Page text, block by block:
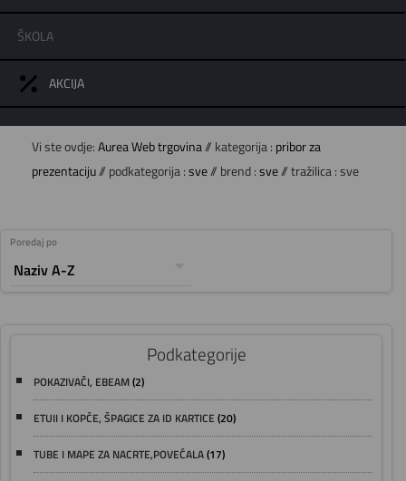
ŠKOLA
AKCIJA
Vi ste ovdje: Aurea Web trgovina// kategorija : pribor za
prezentaciju// podkategorija : sve// brend : sve// tražilica : sve
Poredaj po
Podkategorije
POKAZIVAČI, EBEAM(2)
ETUII I KOPČE, ŠPAGICE ZA ID KARTICE (20)
TUBE I MAPE ZA NACRTE,POVEĆALA(17)